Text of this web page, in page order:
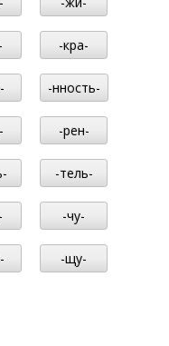
-кра-
-нность-
-рен-
-тель-
-чу-
-щу-